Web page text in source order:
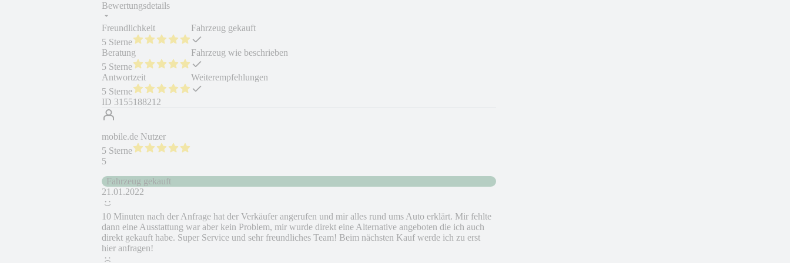
Bewertungsdetails
Freundlichkeit
5 Sterne
Beratung
5 Sterne
Antwortzeit
5 Sterne
Fahrzeug gekauft
Fahrzeug wie beschrieben
Weiterempfehlungen
ID 3155188212
mobile.de Nutzer
5 Sterne
5
Fahrzeug gekauft
21.01.2022
10 Minuten nach der Anfrage hat der Verkäufer angerufen und mir alles rund ums Auto erklärt. Mir fehlte
dann eine Ausstattung war aber kein Problem, mir wurde direkt eine Alternative angeboten die ich auch
direkt gekauft habe. Super Service und sehr freundliches Team! Beim nächsten Kauf werde ich zu erst
hier anfragen!